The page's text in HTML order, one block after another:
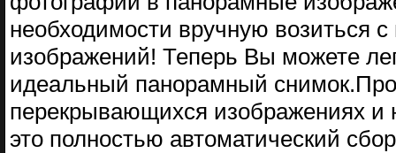
необходимости вручную возиться
изображений! Теперь Вы можете
идеальный панорамный
перекрывающихся изображениях и
это полностью автоматический